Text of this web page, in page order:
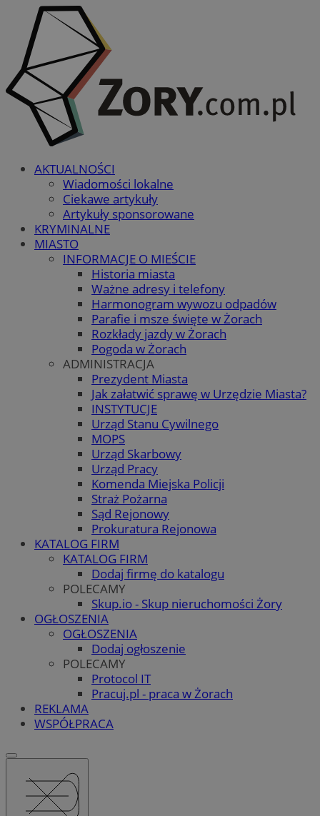
AKTUALNOŚCI
Wiadomości lokalne
Ciekawe artykuły
Artykuły sponsorowane
KRYMINALNE
MIASTO
INFORMACJE O MIEŚCIE
Historia miasta
Ważne adresy i telefony
Harmonogram wywozu odpadów
Parafie i msze święte w Żorach
Rozkłady jazdy w Żorach
Pogoda w Żorach
ADMINISTRACJA
Prezydent Miasta
Jak załatwić sprawę w Urzędzie Miasta?
INSTYTUCJE
Urząd Stanu Cywilnego
MOPS
Urząd Skarbowy
Urząd Pracy
Komenda Miejska Policji
Straż Pożarna
Sąd Rejonowy
Prokuratura Rejonowa
KATALOG FIRM
KATALOG FIRM
Dodaj firmę do katalogu
POLECAMY
Skup.io - Skup nieruchomości Żory
OGŁOSZENIA
OGŁOSZENIA
Dodaj ogłoszenie
POLECAMY
Protocol IT
Pracuj.pl - praca w Żorach
REKLAMA
WSPÓŁPRACA